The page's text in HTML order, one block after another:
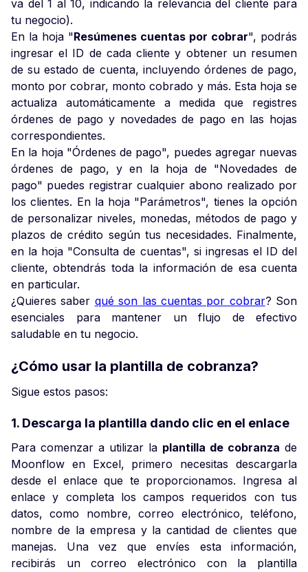
va del 1 al 10, indicando la relevancia del cliente para
tu negocio).
En la hoja "Resúmenes cuentas por cobrar", podrás
ingresar el ID de cada cliente y obtener un resumen
de su estado de cuenta, incluyendo órdenes de pago,
monto por cobrar, monto cobrado y más. Esta hoja se
actualiza automáticamente a medida que registres
órdenes de pago y novedades de pago en las hojas
correspondientes.
En la hoja "Órdenes de pago", puedes agregar nuevas
órdenes de pago, y en la hoja de "Novedades de
pago" puedes registrar cualquier abono realizado por
los clientes. En la hoja "Parámetros", tienes la opción
de personalizar niveles, monedas, métodos de pago y
plazos de crédito según tus necesidades. Finalmente,
en la hoja "Consulta de cuentas", si ingresas el ID del
cliente, obtendrás toda la información de esa cuenta
en particular.
¿Quieres saber qué son las cuentas por cobrar? Son
esenciales para mantener un flujo de efectivo
saludable en tu negocio.
¿Cómo usar la plantilla de cobranza?
Sigue estos pasos:
1. Descarga la plantilla dando clic en el enlace
Para comenzar a utilizar la plantilla de cobranza de
Moonflow en Excel, primero necesitas descargarla
desde el enlace que te proporcionamos. Ingresa al
enlace y completa los campos requeridos con tus
datos, como nombre, correo electrónico, teléfono,
nombre de la empresa y la cantidad de clientes que
manejas. Una vez que envíes esta información,
recibirás un correo electrónico con la plantilla